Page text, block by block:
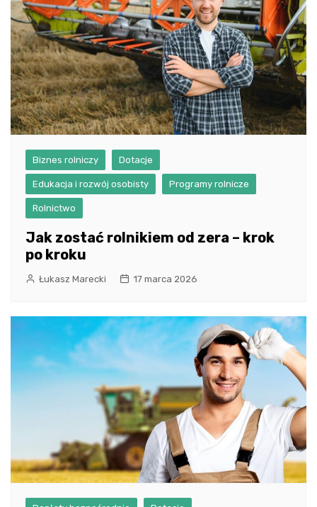
Biznes rolniczy Dotacje
Edukacja i rozwój osobisty Programy rolnicze
Rolnictwo
Jak zostać rolnikiem od zera – krok
po kroku
Łukasz Marecki 17 marca 2026